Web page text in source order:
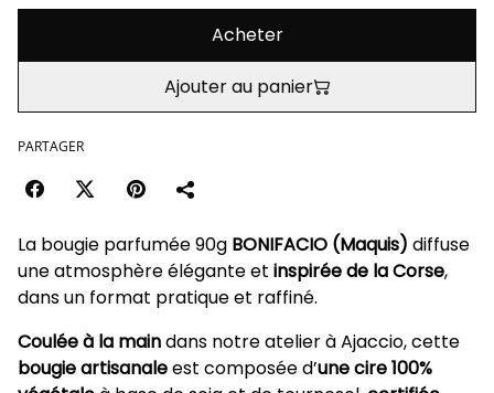
Acheter
Ajouter au panier
PARTAGER
La bougie parfumée 90g BONIFACIO (Maquis) diffuse
une atmosphère élégante et inspirée de la Corse,
dans un format pratique et raffiné.
Coulée à la maindans notre atelier à Ajaccio, cette
bougie artisanaleest composée d’une cire 100%